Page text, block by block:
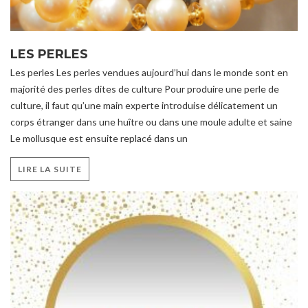
LES PERLES
Les perles Les perles vendues aujourd’hui dans le monde sont en
majorité des perles dites de culture Pour produire une perle de
culture, il faut qu’une main experte introduise délicatement un
corps étranger dans une huître ou dans une moule adulte et saine
Le mollusque est ensuite replacé dans un
LIRE LA SUITE